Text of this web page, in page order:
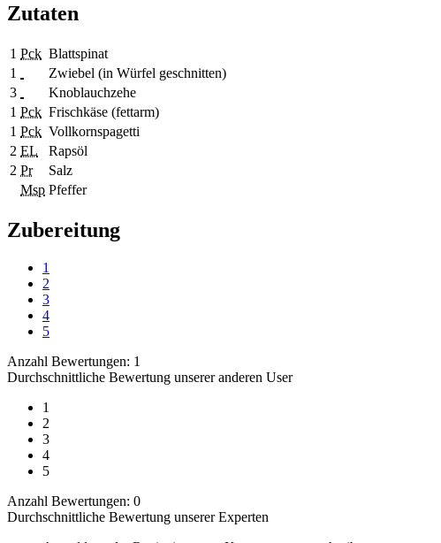
Zutaten
1 Pck Blattspinat
1
Zwiebel (in Würfel geschnitten)
3
Knoblauchzehe
1 Pck Frischkäse (fettarm)
1 Pck Vollkornspagetti
2 EL
Rapsöl
2 Pr
Salz
Msp Pfeffer
Zubereitung
1
2
3
4
5
Anzahl Bewertungen: 1
Durchschnittliche Bewertung unserer anderen User
1
2
3
4
5
Anzahl Bewertungen: 0
Durchschnittliche Bewertung unserer Experten